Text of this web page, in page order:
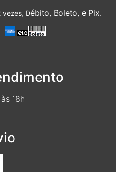
vezes, Débito, Boleto, e Pix.
18h